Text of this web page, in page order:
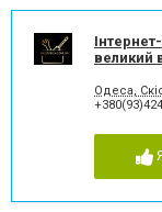
великий
Одеса,